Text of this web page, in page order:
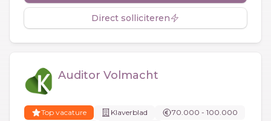
Direct solliciteren
Auditor Volmacht
Top vacature Klaverblad
70.000 - 100.000